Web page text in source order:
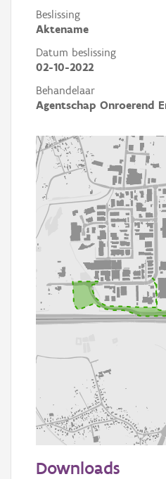
Beslissing
Aktename
Datum beslissing
02-10-2022
Behandelaar
Agentschap Onroerend
Informatie Vlaanderen
Downloads